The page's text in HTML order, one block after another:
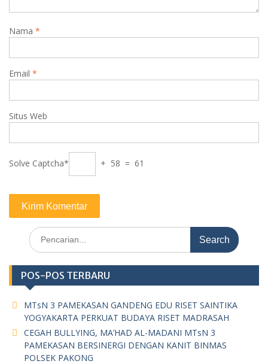
Nama *
Email *
Situs Web
Solve Captcha* + 58 = 61
Search
for:
POS-POS TERBARU
MTsN 3 PAMEKASAN GANDENG EDU RISET SAINTIKA
YOGYAKARTA PERKUAT BUDAYA RISET MADRASAH
CEGAH BULLYING, MA’HAD AL-MADANI MTsN 3
PAMEKASAN BERSINERGI DENGAN KANIT BINMAS
POLSEK PAKONG